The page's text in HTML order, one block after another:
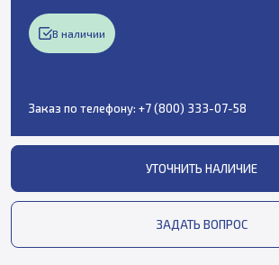
В наличии
Заказ по телефону: +7 (800) 333-07-58
УТОЧНИТЬ НАЛИЧИЕ
ЗАДАТЬ ВОПРОС